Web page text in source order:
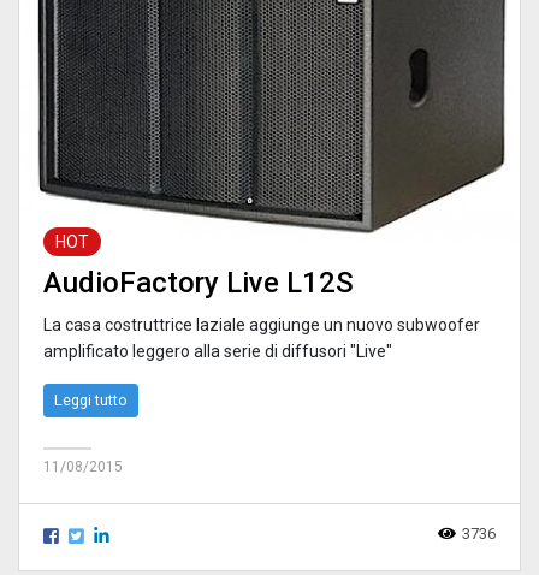
HOT
AudioFactory Live L12S
La casa costruttrice laziale aggiunge un nuovo subwoofer
amplificato leggero alla serie di diffusori "Live"
Leggi tutto
11/08/2015
3736